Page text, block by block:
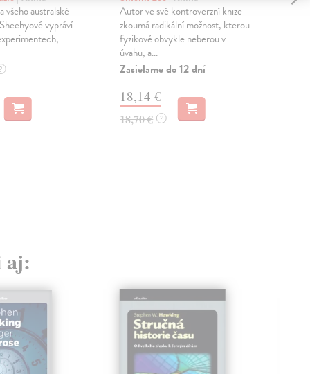
všeho australské
vypráví
Autor ve své kontroverzní knize
zkoumá radikální možnost, kterou
fyzikové obvykle neberou v
úvahu, a...
Zasielame do 12 dní
18,14 €
18,70 € ?
aj: